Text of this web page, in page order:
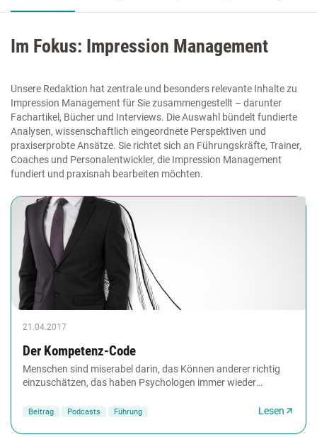
Im Fokus: Impression Management
Unsere Redaktion hat zentrale und besonders relevante Inhalte zu
Impression Management für Sie zusammengestellt – darunter
Fachartikel, Bücher und Interviews. Die Auswahl bündelt fundierte
Analysen, wissenschaftlich eingeordnete Perspektiven und
praxiserprobte Ansätze. Sie richtet sich an Führungskräfte, Trainer,
Coaches und Personalentwickler, die Impression Management
fundiert und praxisnah bearbeiten möchten.
21.04.2017
Der Kompetenz-Code
Menschen sind miserabel darin, das Können anderer richtig
einzuschätzen, das haben Psychologen immer wieder
Beitrag Podcasts Führung Lesen